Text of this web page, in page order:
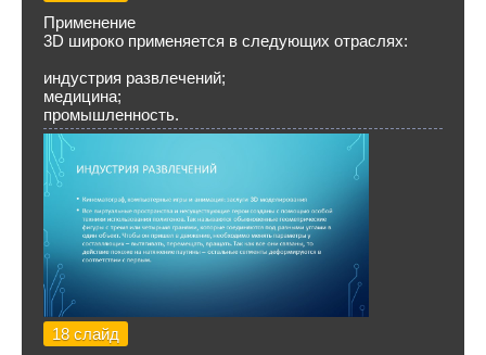
Применение
3D широко применяется в следующих отраслях:
индустрия развлечений;
медицина;
промышленность.
18 слайд